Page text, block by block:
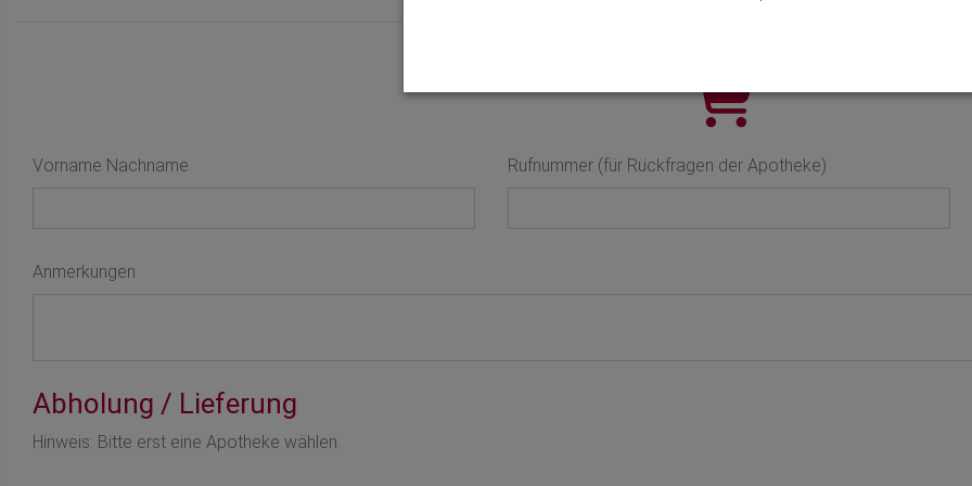
Vorname Nachname Rufnummer (für Rückfragen der Apotheke)
Anmerkungen
Abholung / Lieferung
Hinweis: Bitte erst eine Apotheke wählen.